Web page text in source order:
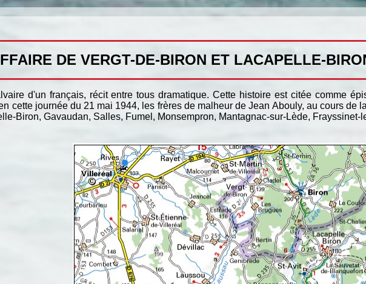
DE VERGT-DE-BIRON ET LACAPELLE-
d'un français, récit entre tous dramatique. Cette histoire est citée comme
cette journée du 21 mai 1944, les frères de malheur de Jean Abouly, au cours de
Biron, Gavaudan, Salles, Fumel, Monsempron, Mantagnac-sur-Lède, Frayssinet-